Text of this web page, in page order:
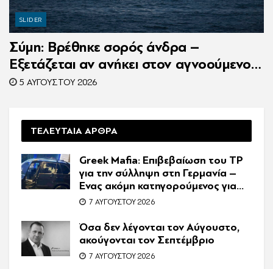
SLIDER
Σύμη: Βρέθηκε σορός άνδρα –
Εξετάζεται αν ανήκει στον αγνοούμενο
Γερμανό τουρίστα
5 ΑΥΓΟΎΣΤΟΥ 2026
ΤΕΛΕΥΤΑΙΑ ΑΡΘΡΑ
Greek Mafia: Επιβεβαίωση τoυ ΤP
για την σύλληψη στη Γερμανία –
Ένας ακόμη κατηγορούμενος για
τον θάνατο του Ζαμπούνη
7 ΑΥΓΟΎΣΤΟΥ 2026
Όσα δεν λέγονται τον Αύγουστο,
ακούγονται τον Σεπτέμβριο
7 ΑΥΓΟΎΣΤΟΥ 2026